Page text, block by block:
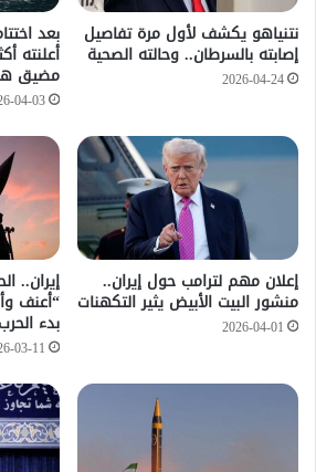
نتنياهو يكشف لأول مرة تفاصيل
إصابته بالسرطان.. وحالته الصحية
2026-04-24
بعد
مضيق
04-03
إعلان مهم لترامب حول إيران..
منشور البيت الأبيض يثير التكهنات
2026-04-01
إيران..
“أعنف
بدء
03-11